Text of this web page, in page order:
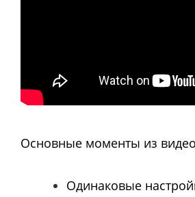
Основные моменты из
Одинаковые